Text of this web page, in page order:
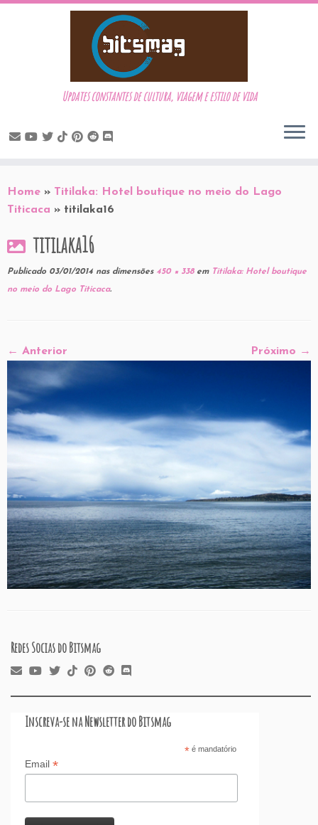
to
content
Updates constantes de cultura, viagem e estilo de vida
Home » Titilaka: Hotel boutique no meio do Lago
Titicaca » titilaka16
titilaka16
Publicado 03/01/2014 nas dimensões450 × 338emTitilaka: Hotel boutique
no meio do Lago Titicaca.
← Anterior Próximo →
Redes Socias do Bitsmag
Inscreva-se na Newsletter do Bitsmag
*é mandatório
Email *